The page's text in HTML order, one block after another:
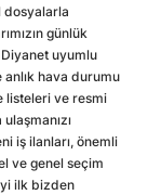
dosyalarla
günlük
Diyanet uyumlu
hava durumu
listeleri ve resmi
iş ilanları, önemli
ve genel seçim
ilk bizden